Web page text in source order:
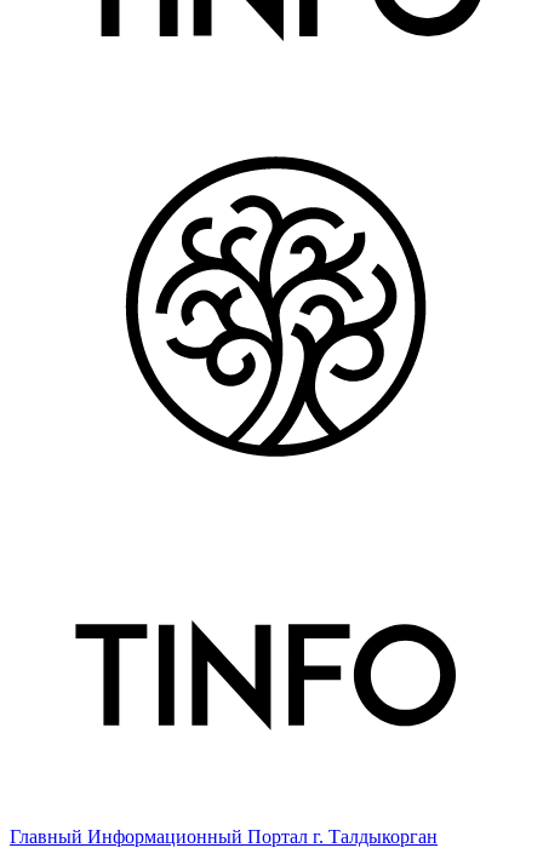
Главный Информационный Портал г. Талдыкорган